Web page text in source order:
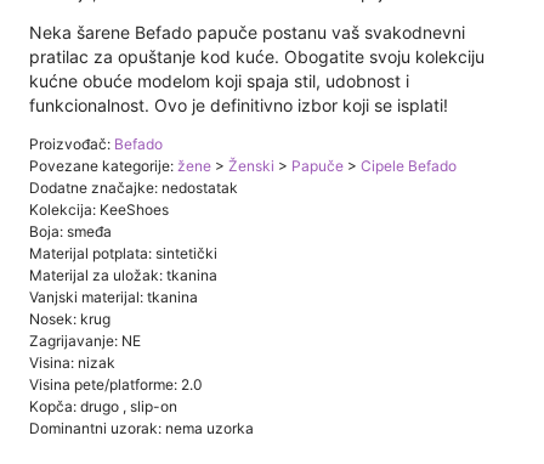
Neka šarene Befado papuče postanu vaš svakodnevni
pratilac za opuštanje kod kuće. Obogatite svoju kolekciju
kućne obuće modelom koji spaja stil, udobnost i
funkcionalnost. Ovo je definitivno izbor koji se isplati!
Proizvođač: Befado
Povezane kategorije: žene > Ženski > Papuče > Cipele Befado
Dodatne značajke: nedostatak
Kolekcija: KeeShoes
Boja: smeđa
Materijal potplata: sintetički
Materijal za uložak: tkanina
Vanjski materijal: tkanina
Nosek: krug
Zagrijavanje: NE
Visina: nizak
Visina pete/platforme: 2.0
Kopča: drugo , slip-on
Dominantni uzorak: nema uzorka